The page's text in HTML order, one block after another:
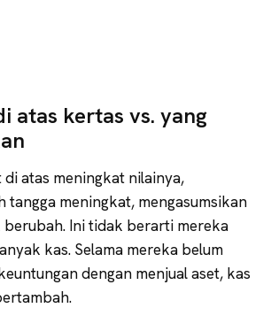
atas kertas vs. yang
di atas meningkat nilainya,
tangga meningkat, mengasumsikan
Ini tidak berarti mereka
kas. Selama mereka belum
dengan menjual aset, kas